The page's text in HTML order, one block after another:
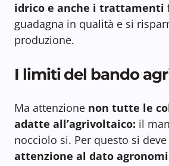
idrico e anche i
guadagna in qualità e si
produzione.
I limiti del bando
Ma attenzione non tutte le
adatte all’agrivoltaico: il
nocciolo si. Per questo si
attenzione al dato